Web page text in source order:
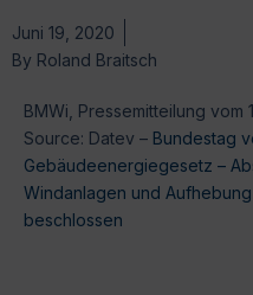
Juni 19, 2020
By Roland Braitsch
BMWi, Pressemitteilung vom
Source: Datev – Bundestag
Gebäudeenergiegesetz –
Windanlagen und
beschlossen